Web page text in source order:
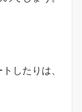
したりは、